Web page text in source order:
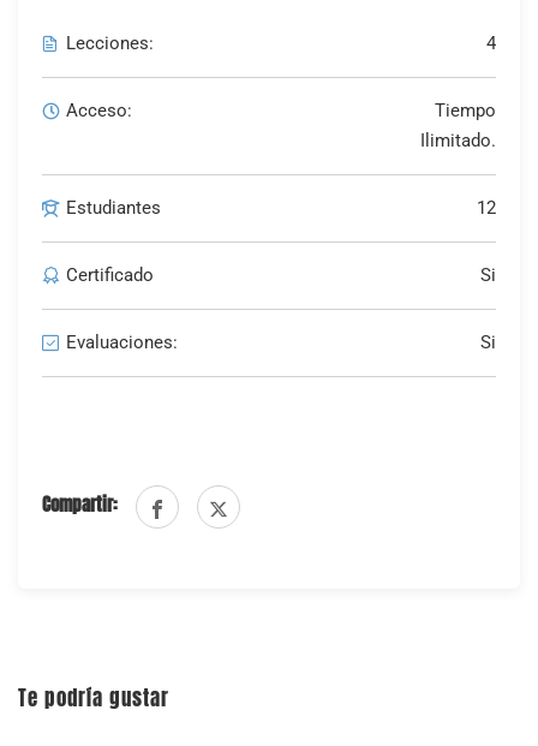
Lecciones: 4
Acceso:
Tiempo
Ilimitado.
Estudiantes 12
Certificado Si
Evaluaciones: Si
Compartir:
Te podría gustar